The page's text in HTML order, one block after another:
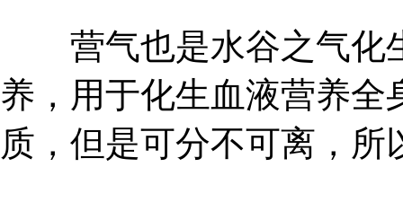
营气也是水谷之气化
养，用于化生血液营养
质，但是可分不可离，所